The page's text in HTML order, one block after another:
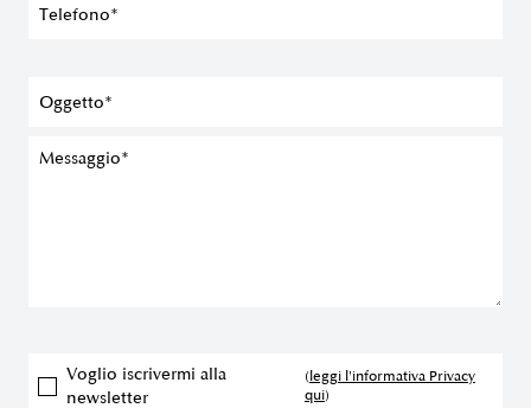
Voglio iscrivermi alla
newsletter
(leggi l'informativa Privacy
qui)